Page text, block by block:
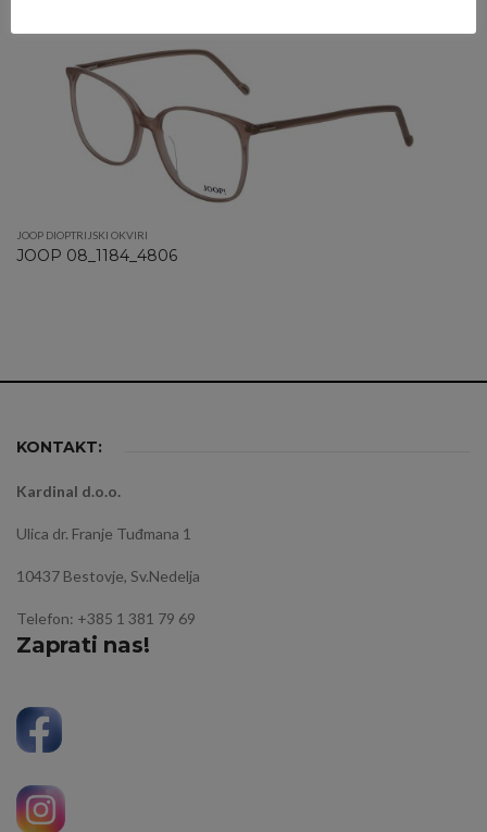
JOOP DIOPTRIJSKI OKVIRI
JOOP 08_1184_4806
KONTAKT:
Kardinal d.o.o.
Ulica dr. Franje Tuđmana 1
10437 Bestovje, Sv.Nedelja
Telefon: +385 1 381 79 69
Zaprati nas!